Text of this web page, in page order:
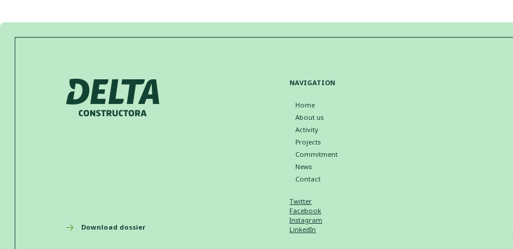
NAVIGATION
Home
About us
Activity
Projects
Commitment
News
Contact
Download dossier
Twitter
Facebook
Instagram
LinkedIn